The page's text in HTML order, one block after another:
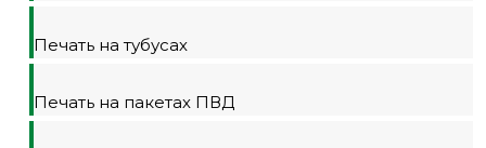
Печать на тубусах
Печать на пакетах ПВД